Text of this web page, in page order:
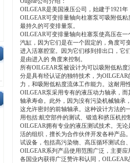
OILGEAR是美国液压公司，始建于1921
OILGEAR可变排量轴向柱塞泵可吸附低
最持久的可变排量泵。
OILGEAR可变排量轴向柱塞泵使高压在
汽缸，因为它们是在一个固定的，角度可
进入活塞腔室。因为它们移到排出口，它
是由进入的 角度来控制。
所有OILGEAR泵被设计为可以吸附低粘
分是具有经认证的独特技术，为
力，和吸附低粘度流体工作能力。这耐用
OILGEAR泵采用专有的液压动力轴承，
轴承寿命。此外，因为没有污染机械轴承
这允许密封的前轴轴承。这种设计方法的
用包括:航空部件的测试、锻造和挤压机
OILGEAR拥有专业的液压测试技术。无
活的组织，擅长为合作伙伴开发各种产品
试设备，包括高污染物、高压循环测试台
OILGEAR系列产品使用范围广泛，主要
各国业内获得广泛赞许和认同，